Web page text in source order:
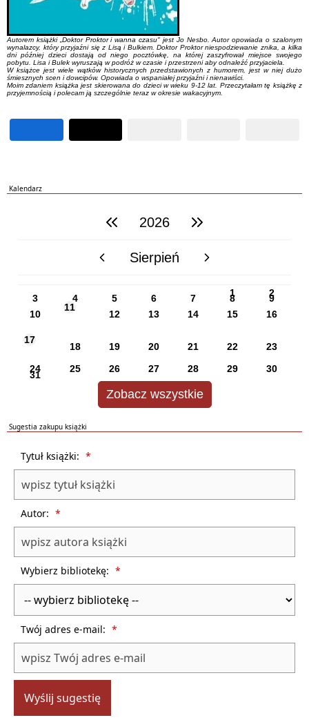
Autorem książki „Doktor Proktor i wanna czasu" jest Jo Nesbo. Autor opowiada o szalonym
wynalazcy, który przyjaźni się z Lisą i Bulkiem. Doktor Proktor niespodziewanie znika, a kilka
dni później dzieci dostają od niego pocztówkę, na której zaszyfrował miejsce swojego
pobytu. Lisa i Bulek wyruszają w podróż w czasie i przestrzeni aby odnaleźć przyjaciela.
W książce jest wiele wątków historycznych przedstawionych z humorem, jest w niej dużo
śmiesznych scen i dowcipów. Opowiada o wspaniałej przyjaźni i nienawiści.
Moim zdaniem książka jest skierowana do dzieci w wieku 9-12 lat. Przeczytałam tę książkę z
przyjemnością i polecam ją szczególnie teraz w okresie wakacyjnym.
Kalendarz
poprzedni rok2026 następny rok
poprzedni miesiącSierpień następny miesiąc
1 2
3 4 5 6 7 8
9
10
11
12 13 14 15 16
17
18 19 20 21 22 23
24 25 26 27 28 29 30
31
Zobacz wszystkie
Sugestia zakupu książki
Tytuł książki: *
Autor: *
Wybierz bibliotekę: *
Twój adres e-mail: *
Wyślij sugestię